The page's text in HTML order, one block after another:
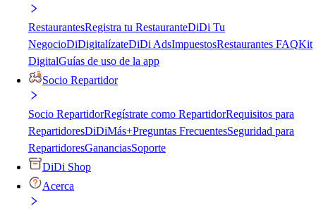
RestaurantesRegistra tu RestauranteDiDi Tu
NegocioDiDigitalízateDiDi AdsImpuestosRestaurantes FAQKit
DigitalGuías de uso de la app
Socio Repartidor
Socio RepartidorRegístrate como RepartidorRequisitos para
RepartidoresDiDiMás+Preguntas FrecuentesSeguridad para
RepartidoresGananciasSoporte
DiDi Shop
Acerca